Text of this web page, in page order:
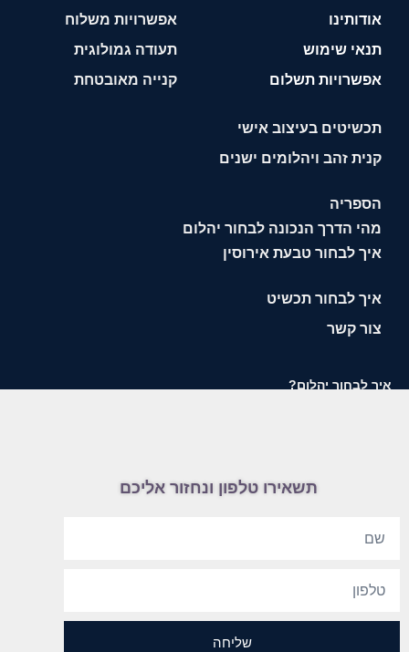
אודותינו
תנאי שימוש
אפשרויות תשלום
אפשרויות משלוח
תעודה גמולוגית
קנייה מאובטחת
תכשיטים בעיצוב אישי
קנית זהב ויהלומים ישנים
הספריה
מהי הדרך הנכונה לבחור יהלום
איך לבחור טבעת אירוסין
איך לבחור תכשיט
צור קשר
איך לבחור יהלום?
תשאירו טלפון ונחזור אליכם
שליחה